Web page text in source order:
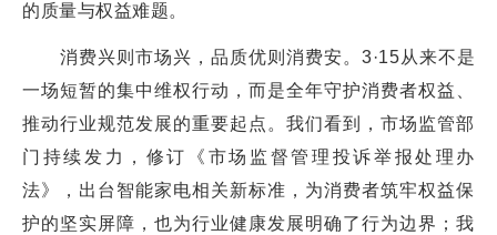
的质量与权益难题。
消费兴则市场兴，品质优则消费安。3·15从来不是
一场短暂的集中维权行动，而是全年守护消费者权益、
推动行业规范发展的重要起点。我们看到，市场监管部
门持续发力，修订《市场监督管理投诉举报处理办
法》，出台智能家电相关新标准，为消费者筑牢权益保
护的坚实屏障，也为行业健康发展明确了行为边界；我